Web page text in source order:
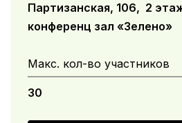
Партизанская, 106, 2
конференц зал «Зелено»
Макс. кол-во участников
30